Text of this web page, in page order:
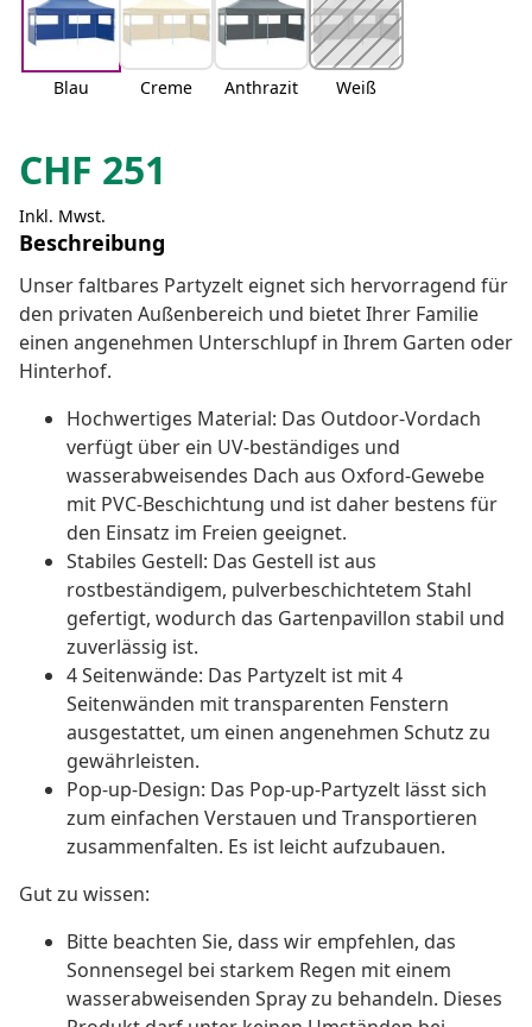
Blau Creme Anthrazit Weiß
CHF 251
Inkl. Mwst.
Beschreibung
Unser faltbares Partyzelt eignet sich hervorragend für
den privaten Außenbereich und bietet Ihrer Familie
einen angenehmen Unterschlupf in Ihrem Garten oder
Hinterhof.
Hochwertiges Material: Das Outdoor-Vordach
verfügt über ein UV-beständiges und
wasserabweisendes Dach aus Oxford-Gewebe
mit PVC-Beschichtung und ist daher bestens für
den Einsatz im Freien geeignet.
Stabiles Gestell: Das Gestell ist aus
rostbeständigem, pulverbeschichtetem Stahl
gefertigt, wodurch das Gartenpavillon stabil und
zuverlässig ist.
4 Seitenwände: Das Partyzelt ist mit 4
Seitenwänden mit transparenten Fenstern
ausgestattet, um einen angenehmen Schutz zu
gewährleisten.
Pop-up-Design: Das Pop-up-Partyzelt lässt sich
zum einfachen Verstauen und Transportieren
zusammenfalten. Es ist leicht aufzubauen.
Gut zu wissen:
Bitte beachten Sie, dass wir empfehlen, das
Sonnensegel bei starkem Regen mit einem
wasserabweisenden Spray zu behandeln. Dieses